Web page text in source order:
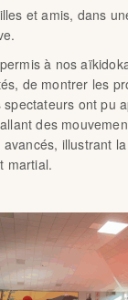
et amis, dans
à nos
de montrer les
spectateurs ont pu
des
illustrant
martial.